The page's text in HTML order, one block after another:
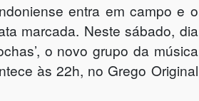
entra em campo e o
marcada. Neste sábado, dia
o novo grupo da música
às 22h, no Grego Original